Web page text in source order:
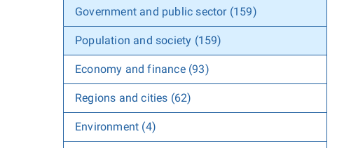
Government and public sector (159)
Population and society (159)
Economy and finance (93)
Regions and cities (62)
Environment (4)